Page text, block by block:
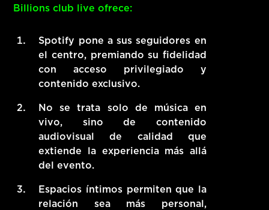
Billions club live ofrece:
Spotify pone a sus seguidores en
el centro, premiando su fidelidad
con acceso privilegiado y
contenido exclusivo.
No se trata solo de música en
vivo, sino de contenido
audiovisual de calidad que
extiende la experiencia más allá
del evento.
Espacios íntimos permiten que la
relación sea más personal,